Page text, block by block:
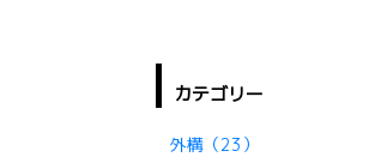
カテゴリー
外構（23）